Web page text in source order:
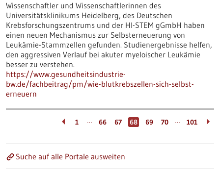
Wissenschaftler und Wissenschaftlerinnen des
Universitätsklinikums Heidelberg, des Deutschen
Krebsforschungszentrums und der HI-STEM gGmbH haben
einen neuen Mechanismus zur Selbsterneuerung von
Leukämie-Stammzellen gefunden. Studienergebnisse helfen,
den aggressiven Verlauf bei akuter myeloischer Leukämie
besser zu verstehen.
https://www.gesundheitsindustrie-
bw.de/fachbeitrag/pm/wie-blutkrebszellen-sich-selbst-
erneuern
1 … 66 67 68 69 70 … 101
Suche auf alle Portale ausweiten